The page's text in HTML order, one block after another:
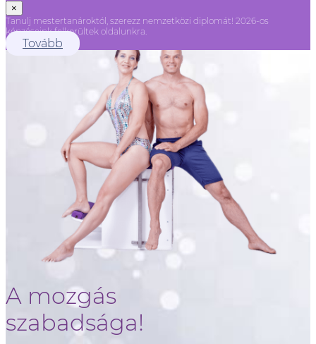
×
Tanulj mestertanároktól, szerezz nemzetközi diplomát! 2026-os
képzéseink felkerültek oldalunkra.
Tovább
A mozgás
szabadsága!